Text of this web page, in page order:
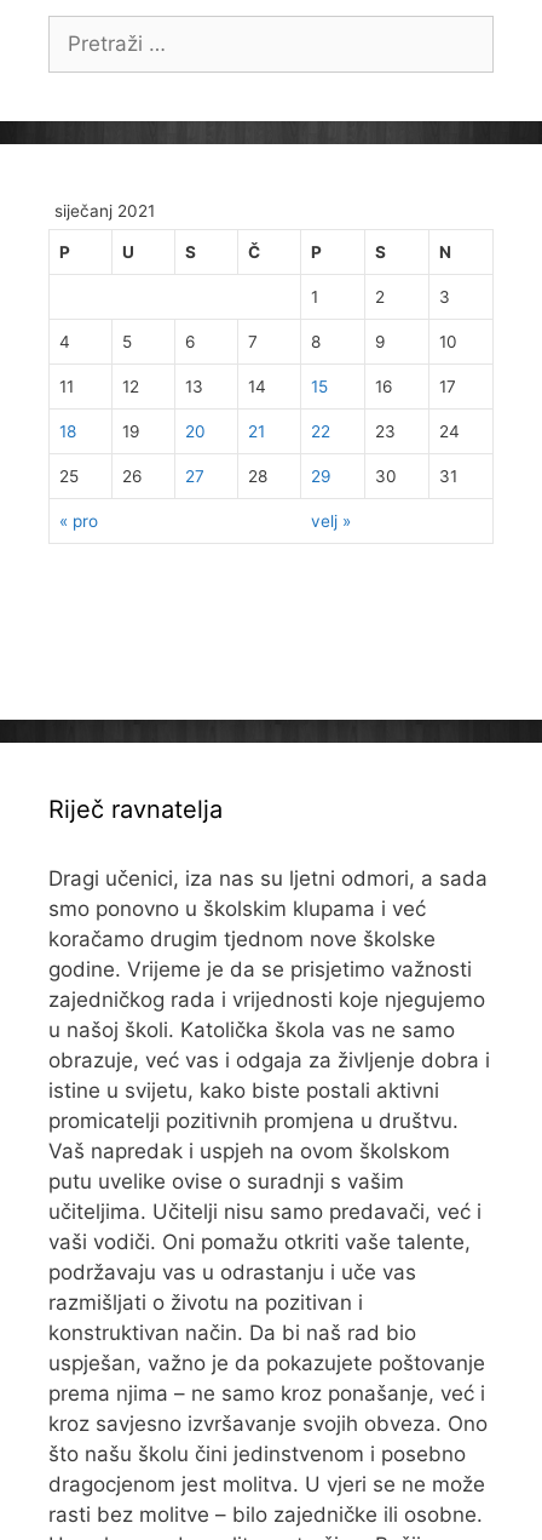
Pretraži:
siječanj 2021
P U S Č P S N
« pro velj »
1 2 3
4 5 6 7 8 9 10
11 12 13 14 15 16 17
18 19 20 21 22 23 24
25 26 27 28 29 30 31
Riječ ravnatelja
Dragi učenici, iza nas su ljetni odmori, a sada
smo ponovno u školskim klupama i već
koračamo drugim tjednom nove školske
godine. Vrijeme je da se prisjetimo važnosti
zajedničkog rada i vrijednosti koje njegujemo
u našoj školi. Katolička škola vas ne samo
obrazuje, već vas i odgaja za življenje dobra i
istine u svijetu, kako biste postali aktivni
promicatelji pozitivnih promjena u društvu.
Vaš napredak i uspjeh na ovom školskom
putu uvelike ovise o suradnji s vašim
učiteljima. Učitelji nisu samo predavači, već i
vaši vodiči. Oni pomažu otkriti vaše talente,
podržavaju vas u odrastanju i uče vas
razmišljati o životu na pozitivan i
konstruktivan način. Da bi naš rad bio
uspješan, važno je da pokazujete poštovanje
prema njima – ne samo kroz ponašanje, već i
kroz savjesno izvršavanje svojih obveza. Ono
što našu školu čini jedinstvenom i posebno
dragocjenom jest molitva. U vjeri se ne može
rasti bez molitve – bilo zajedničke ili osobne.